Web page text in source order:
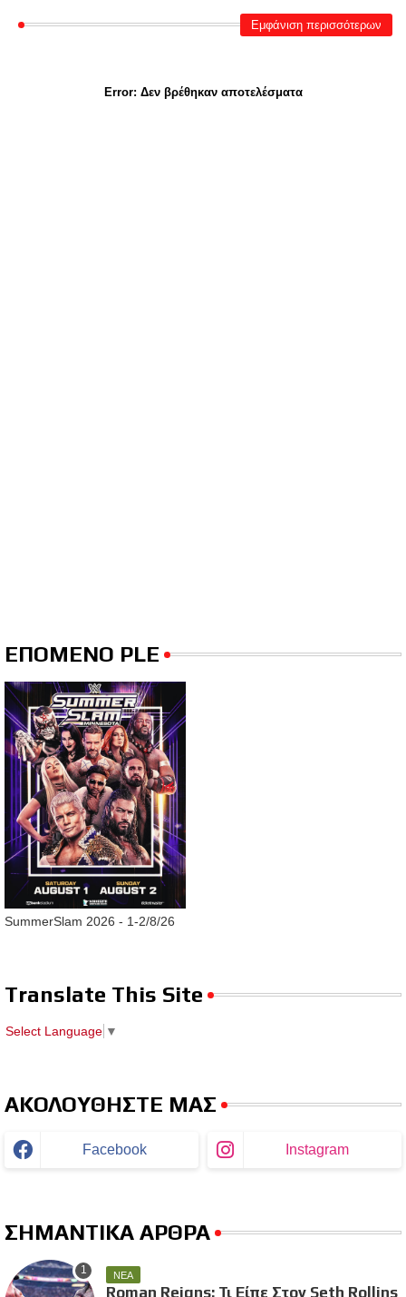
Εμφάνιση περισσότερων
Error: Δεν βρέθηκαν αποτελέσματα
ΕΠΟΜΕΝΟ PLE
SummerSlam 2026 - 1-2/8/26
Translate This Site
Select Language ▼
ΑΚΟΛΟΥΘΗΣΤΕ ΜΑΣ
Facebook Instagram
ΣΗΜΑΝΤΙΚΑ ΑΡΘΡΑ
ΝΕΑ
Roman Reigns: Τι Είπε Στον Seth Rollins